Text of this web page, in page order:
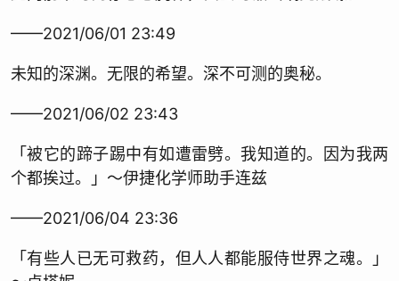
——2021/06/01 23:49
未知的深渊。无限的希望。深不可测的奥秘。
——2021/06/02 23:43
「被它的蹄子踢中有如遭雷劈。我知道的。因为我两
个都挨过。」～伊捷化学师助手连兹
——2021/06/04 23:36
「有些人已无可救药，但人人都能服侍世界之魂。」